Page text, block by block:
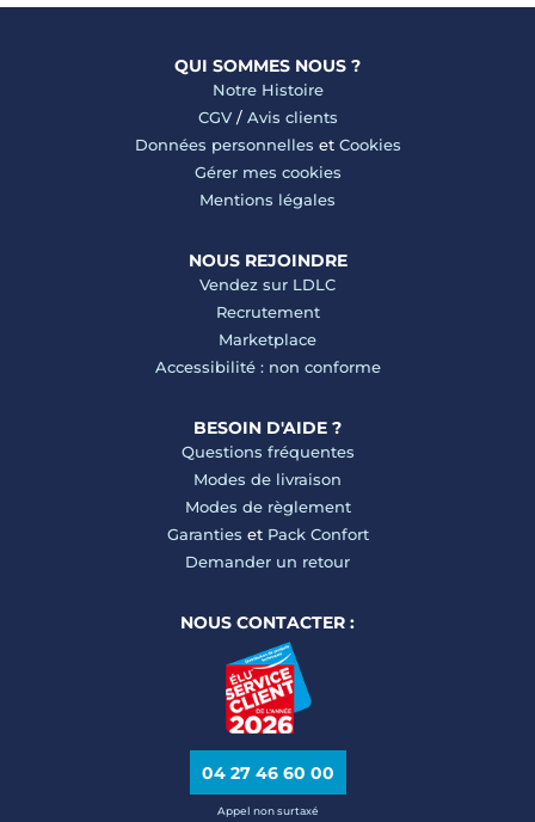
QUI SOMMES NOUS ?
Notre Histoire
CGV/ Avis clients
Données personnelles et Cookies
Gérer mes cookies
Mentions légales
NOUS REJOINDRE
Vendez sur LDLC
Recrutement
Marketplace
Accessibilité : non conforme
BESOIN D'AIDE ?
Questions fréquentes
Modes de livraison
Modes de règlement
Garanties et Pack Confort
Demander un retour
NOUS CONTACTER :
04 27 46 60 00
Appel non surtaxé